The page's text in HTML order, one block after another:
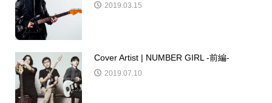
2019.03.15
Cover Artist | NUMBER GIRL -前編-
2019.07.10